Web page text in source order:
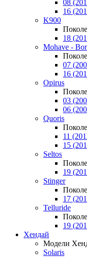
08
16
K900
18
Mohave -
07
16
Opirus
03
06
Quoris
11
15
Seltos
19
Stinger
17
Telluride
19
Хендай
Модели
Solaris